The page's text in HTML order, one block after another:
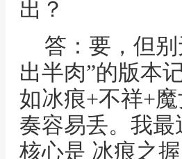
出？
答：要，但
出半肉”的版本
如冰痕+不祥+
奏容易丢。我
核心是 冰痕之